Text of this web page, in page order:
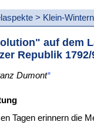
> Klein-
auf dem
Republik 1792/
Dumont*
Tagen erinnern die